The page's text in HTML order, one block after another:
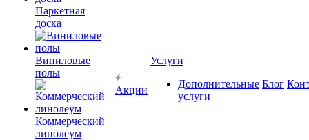
Паркетная
доска
Виниловые
полы
Коммерческий
линолеум
Акции
Услуги
Дополнительные
услуги
Блог